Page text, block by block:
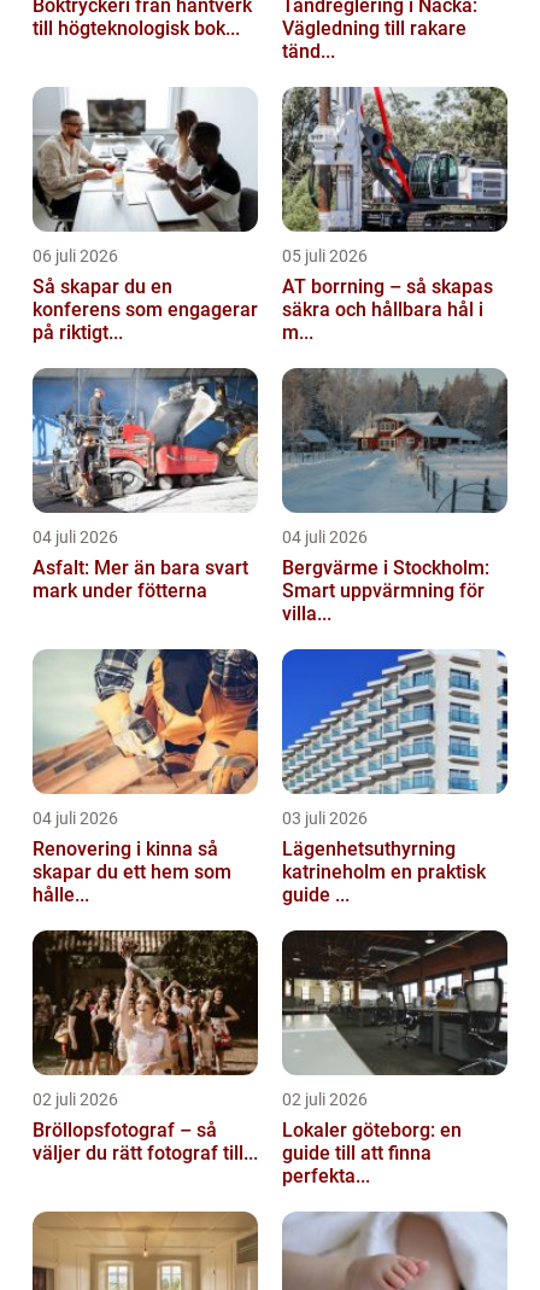
Boktryckeri från hantverk
till högteknologisk bok...
Tandreglering i Nacka:
Vägledning till rakare
tänd...
06 juli 2026
Så skapar du en
konferens som engagerar
på riktigt...
05 juli 2026
AT borrning – så skapas
säkra och hållbara hål i
m...
04 juli 2026
Asfalt: Mer än bara svart
mark under fötterna
04 juli 2026
Bergvärme i Stockholm:
Smart uppvärmning för
villa...
04 juli 2026
Renovering i kinna så
skapar du ett hem som
hålle...
03 juli 2026
Lägenhetsuthyrning
katrineholm en praktisk
guide ...
02 juli 2026
Bröllopsfotograf – så
väljer du rätt fotograf till...
02 juli 2026
Lokaler göteborg: en
guide till att finna
perfekta...